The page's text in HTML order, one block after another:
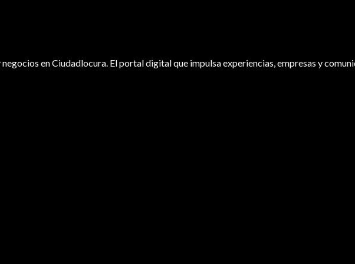
en Ciudadlocura. El portal digital que impulsa experiencias, empresas y